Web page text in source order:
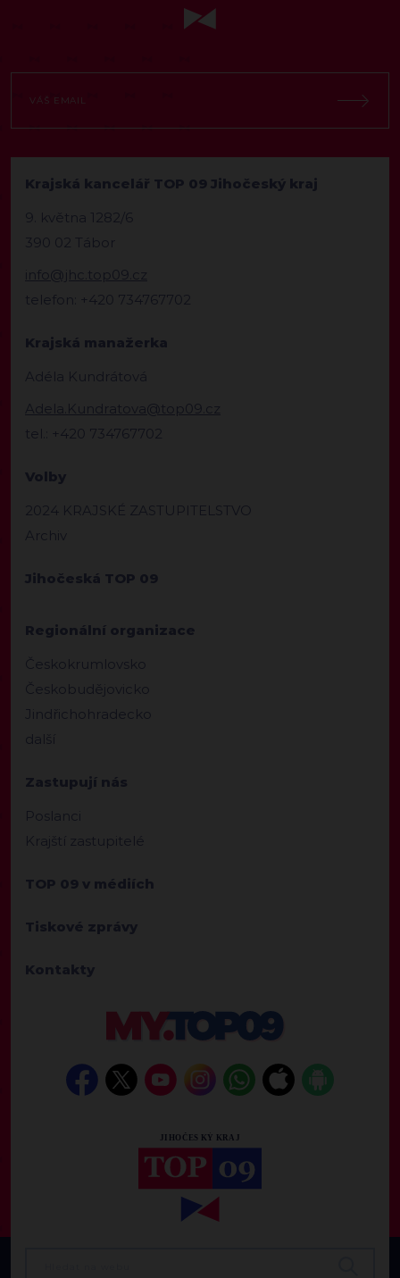
Krajská kancelář TOP 09 Jihočeský kraj
9. května 1282/6
390 02 Tábor
info@jhc.top09.cz
telefon: +420 734767702
Krajská manažerka
Adéla Kundrátová
Adela.Kundratova@top09.cz
tel.: +420 734767702
Volby
2024 KRAJSKÉ ZASTUPITELSTVO
Archiv
Jihočeská TOP 09
Regionální organizace
Českokrumlovsko
Českobudějovicko
Jindřichohradecko
další
Zastupují nás
Poslanci
Krajští zastupitelé
TOP 09 v médiích
Tiskové zprávy
Kontakty